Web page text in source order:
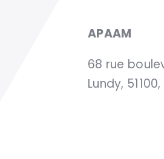
APAAM
68 rue
Lundy, 51100,